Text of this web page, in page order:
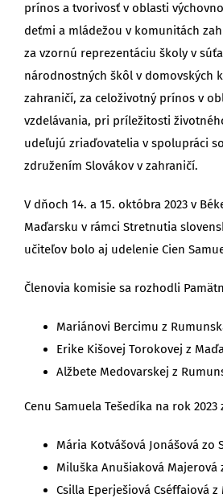
prínos a tvorivosť v oblasti
deťmi a mládežou v komunitách
za vzornú reprezentáciu školy v
národnostných škôl v domovských
zahraničí, za celoživotný prínos v
vzdelávania, pri príležitosti
udeľujú zriaďovatelia v spolupráci
združením Slovákov v zahraničí.
V dňoch 14. a 15. októbra 2023 v
Maďarsku v rámci Stretnutia
učiteľov bolo aj udelenie Cien
Členovia komisie sa rozhodli
Mariánovi Bercimu z
Erike Kišovej Torokovej z
Alžbete Medovarskej z
Cenu Samuela Tešedíka na rok 2023
Mária Kotvášová Jonášová zo
Miluška Anušiaková Majerová
Csilla Eperješiová Cséffaiová z